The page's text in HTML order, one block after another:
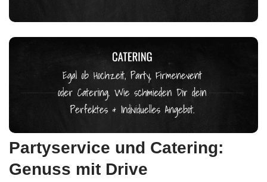
Partyservice und Catering:
Genuss mit Drive